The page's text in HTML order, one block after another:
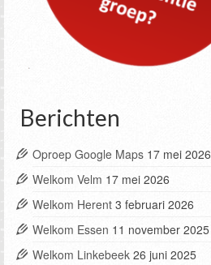
Berichten
Oproep Google Maps 17 mei 2026
Welkom Velm 17 mei 2026
Welkom Herent 3 februari 2026
Welkom Essen 11 november 2025
Welkom Linkebeek 26 juni 2025